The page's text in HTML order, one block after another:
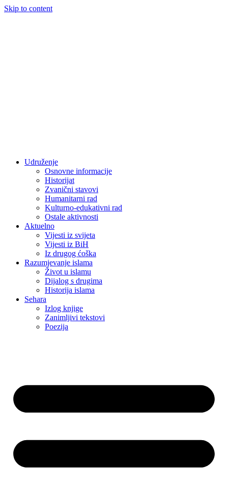
Skip to content
Udruženje
Osnovne informacije
Historijat
Zvanični stavovi
Humanitarni rad
Kulturno-edukativni rad
Ostale aktivnosti
Aktuelno
Vijesti iz svijeta
Vijesti iz BiH
Iz drugog ćoška
Razumjevanje islama
Život u islamu
Dijalog s drugima
Historija islama
Sehara
Izlog knjige
Zanimljivi tekstovi
Poezija